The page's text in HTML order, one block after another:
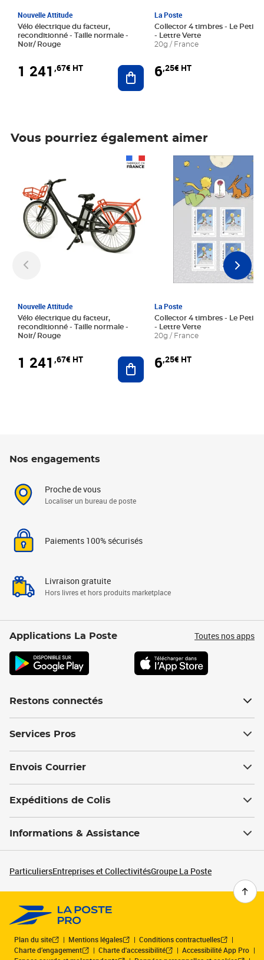
Nouvelle Attitude
Vélo électrique du facteur,
reconditionné - Taille normale -
Noir/ Rouge
1 241 ,67€ HT Ajouter au panier
La Poste
Collector 4 timbres - Le Petit
- Lettre Verte
20g / France
6,25€ HT
Vous pourriez également aimer
Nouvelle Attitude
Vélo électrique du facteur,
reconditionné - Taille normale -
Noir/ Rouge
1 241 ,67€ HT Ajouter au panier
La Poste
Collector 4 timbres - Le Petit
- Lettre Verte
20g / France
6,25€ HT
Prix 6,25€ HT
Nos engagements
Proche de vous
Localiser un bureau de poste
Paiements 100% sécurisés
Livraison gratuite
Hors livres et hors produits marketplace
Applications La Poste Toutes nos apps
Restons connectés
Services Pros
Envois Courrier
Expéditions de Colis
Informations & Assistance
ParticuliersEntreprises et CollectivitésGroupe La Poste
Plan du site Mentions légales
Conditions contractuelles
Charte d’engagement
Charte d'accessibilité
Accessibilité App Pro